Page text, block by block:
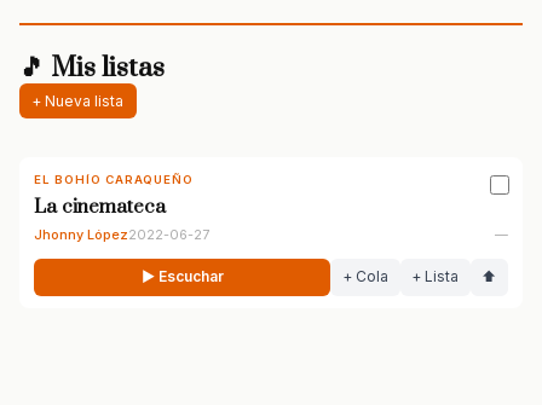
🎵 Mis listas
+ Nueva lista
EL BOHÍO CARAQUEÑO
La cinemateca
Jhonny López2022-06-27 —
▶ Escuchar + Cola + Lista ⬆